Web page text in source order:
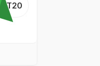
...T20